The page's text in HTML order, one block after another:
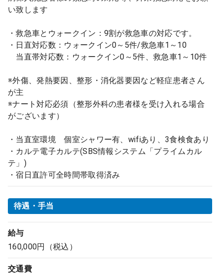
い致します
・救急車とウォークイン：9割が救急車の対応です。
・日直対応数：ウォークイン0～5件/救急車1～10
当直帯対応数：ウォークイン0～5件、救急車1～10件
※外傷、発熱要因、整形・消化器要因など軽症患者さん
が主
※ナート対応必須（整形外科の患者様を受け入れる場合
がございます）
・当直室環境 個室シャワー有、wifiあり、3食検食あり
・カルテ電子カルテ(SBS情報システム「プライムカル
テ」)
・宿日直許可全時間帯取得済み
待遇・手当
給与
160,000円（税込）
交通費